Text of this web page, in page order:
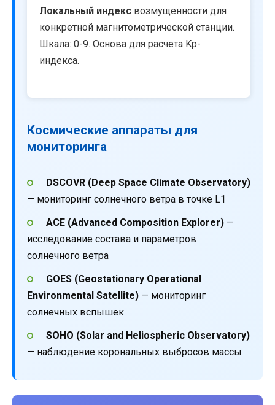
Локальный индекс возмущенности для
конкретной магнитометрической станции.
Шкала: 0-9. Основа для расчета Kp-
индекса.
Космические аппараты для
мониторинга
DSCOVR (Deep Space Climate Observatory)
— мониторинг солнечного ветра в точке L1
ACE (Advanced Composition Explorer)—
исследование состава и параметров
солнечного ветра
GOES (Geostationary Operational
Environmental Satellite) — мониторинг
солнечных вспышек
SOHO (Solar and Heliospheric Observatory)
— наблюдение корональных выбросов массы